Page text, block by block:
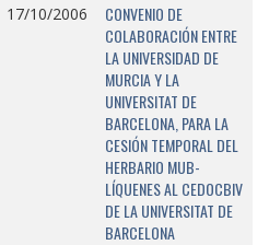
17/10/2006
CONVENIO DE
COLABORACIÓN ENTRE
LA UNIVERSIDAD DE
MURCIA Y LA
UNIVERSITAT DE
BARCELONA, PARA LA
CESIÓN TEMPORAL DEL
HERBARIO MUB-
LÍQUENES AL CEDOCBIV
DE LA UNIVERSITAT DE
BARCELONA